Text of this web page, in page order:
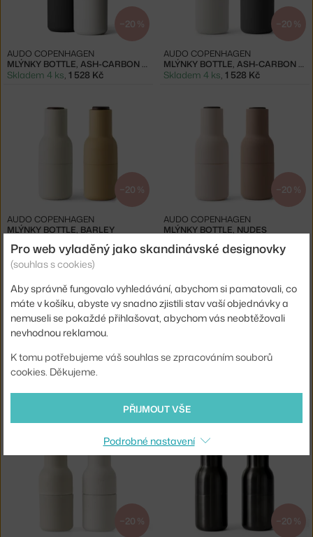
−20 %
MLÝNKY BOTTLE, ASH-CARBON / STEEL
AUDO COPENHAGEN
Skladem 4 ks, 1 528 Kč
−20 %
MLÝNKY BOTTLE, ASH-CARBON / WALNUT
AUDO COPENHAGEN
Skladem 4 ks, 1 528 Kč
−20 %
MLÝNKY BOTTLE, BARLEY
AUDO COPENHAGEN
−20 %
MLÝNKY BOTTLE, NUDES
AUDO COPENHAGEN
−20 %
MLÝNKY BOTTLE, BLUES / BEECH MLÝNKY BOTTLE, HUNTING GREEN-BEIGE
Skladem 2 ks
−20 % −20 %
Pro web vyladěný jako skandinávské designovky
(souhlas s cookies)
Aby správně fungovalo vyhledávání, abychom si pamatovali, co
máte v košíku, abyste vy snadno zjistili stav vaší objednávky a
nemuseli se pokaždé přihlašovat, abychom vás neobtěžovali
nevhodnou reklamou.
K tomu potřebujeme váš souhlas se zpracováním souborů
cookies. Děkujeme.
PŘIJMOUT VŠE
Podrobné nastavení